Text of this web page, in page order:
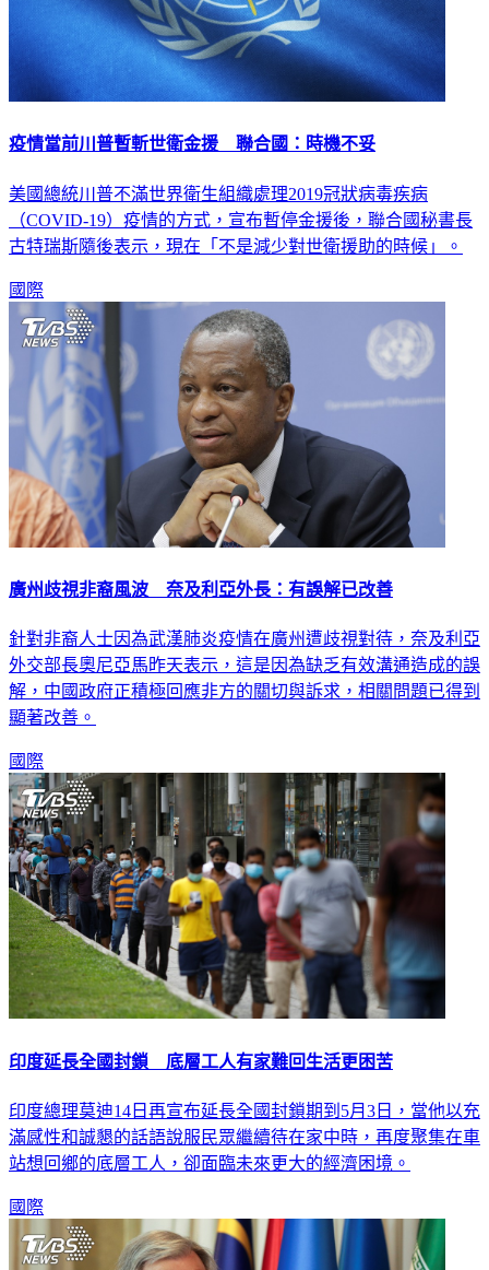
疫情當前川普暫斬世衛金援 聯合國：時機不妥
美國總統川普不滿世界衛生組織處理2019冠狀病毒疾病
（COVID-19）疫情的方式，宣布暫停金援後，聯合國秘書長
古特瑞斯隨後表示，現在「不是減少對世衛援助的時候」。
國際
廣州歧視非裔風波 奈及利亞外長：有誤解已改善
針對非裔人士因為武漢肺炎疫情在廣州遭歧視對待，奈及利亞
外交部長奧尼亞馬昨天表示，這是因為缺乏有效溝通造成的誤
解，中國政府正積極回應非方的關切與訴求，相關問題已得到
顯著改善。
國際
印度延長全國封鎖 底層工人有家難回生活更困苦
印度總理莫迪14日再宣布延長全國封鎖期到5月3日，當他以充
滿感性和誠懇的話語說服民眾繼續待在家中時，再度聚集在車
站想回鄉的底層工人，卻面臨未來更大的經濟困境。
國際